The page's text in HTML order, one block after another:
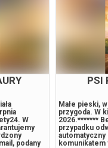
W
podany
PSI
Małe pieski,
przygoda. W
2026.*******
przypadku
komunikatem